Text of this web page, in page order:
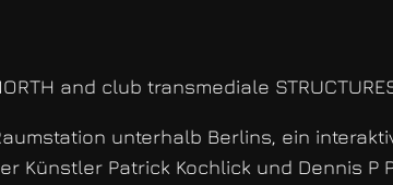
and club transmediale
unterhalb Berlins, ein
Künstler Patrick Kochlick und Dennis